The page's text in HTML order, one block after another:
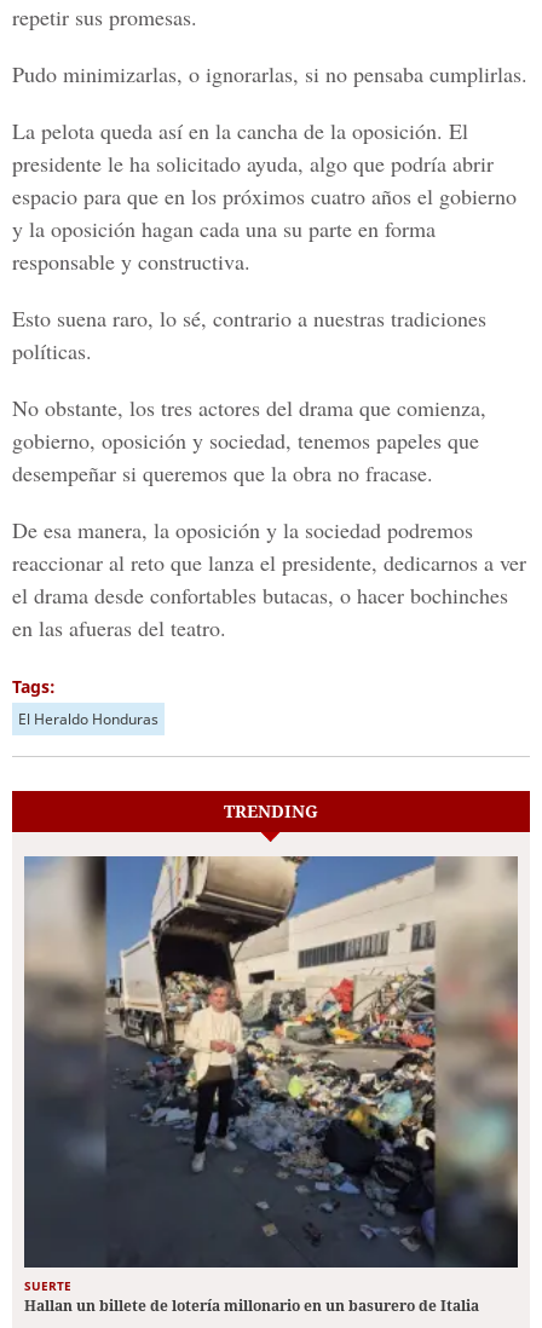
repetir sus promesas.
Pudo minimizarlas, o ignorarlas, si no pensaba cumplirlas.
La pelota queda así en la cancha de la oposición. El
presidente le ha solicitado ayuda, algo que podría abrir
espacio para que en los próximos cuatro años el gobierno
y la oposición hagan cada una su parte en forma
responsable y constructiva.
Esto suena raro, lo sé, contrario a nuestras tradiciones
políticas.
No obstante, los tres actores del drama que comienza,
gobierno, oposición y sociedad, tenemos papeles que
desempeñar si queremos que la obra no fracase.
De esa manera, la oposición y la sociedad podremos
reaccionar al reto que lanza el presidente, dedicarnos a ver
el drama desde confortables butacas, o hacer bochinches
en las afueras del teatro.
Tags:
El Heraldo Honduras
TRENDING
SUERTE
Hallan un billete de lotería millonario en un basurero de Italia